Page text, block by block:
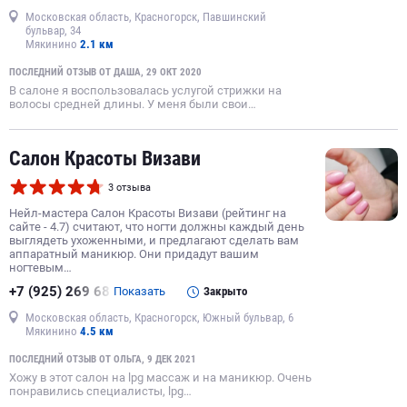
Московская область, Красногорск, Павшинский
бульвар, 34
Мякинино 2.1 км
ПОСЛЕДНИЙ ОТЗЫВ ОТ ДАША, 29 ОКТ 2020
В салоне я воспользовалась услугой стрижки на
волосы средней длины. У меня были свои…
Салон Красоты Визави
3 отзыва
Нейл-мастера Салон Красоты Визави (рейтинг на
сайте - 4.7) считают, что ногти должны каждый день
выглядеть ухоженными, и предлагают сделать вам
аппаратный маникюр. Они придадут вашим
ногтевым…
+7 (925) 269 68 Показать Закрыто
Московская область, Красногорск, Южный бульвар, 6
Мякинино 4.5 км
ПОСЛЕДНИЙ ОТЗЫВ ОТ ОЛЬГА, 9 ДЕК 2021
Хожу в этот салон на lpg массаж и на маникюр. Очень
понравились специалисты, lpg…